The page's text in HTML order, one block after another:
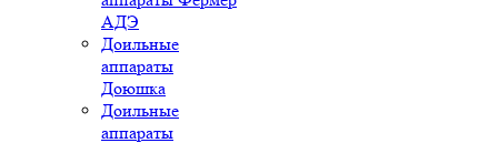
АДЭ
Доильные
аппараты
Доюшка
Доильные
аппараты